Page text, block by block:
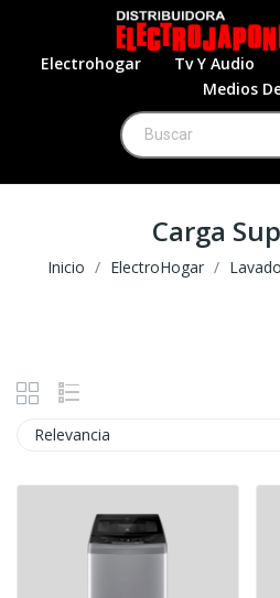
Electrohogar Tv Y Audio
Medios
Carga
Inicio ElectroHogar
Relevancia